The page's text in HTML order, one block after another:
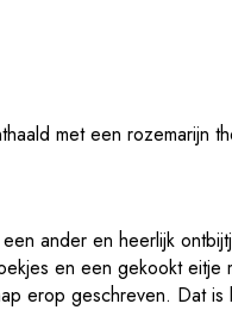
met een rozemarijn
ander en heerlijk
en een gekookt eitje
erop geschreven. Dat is